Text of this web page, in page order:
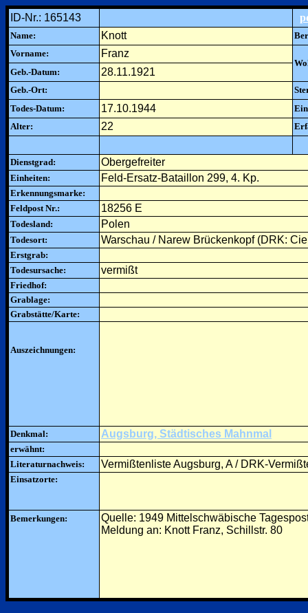
ID-Nr.: 165143
Name: Knott
Vorname:
Franz
Geb.-Datum:
28.11.1921
Geb.-Ort:
Todes-Datum:
17.10.1944
Alter:
22
Dienstgrad: Obergefreiter
Einheiten: Feld-Ersatz-Bataillon 299, 4. Kp.
Erkennungsmarke:
Feldpost Nr.:
18256 E
Todesland: Polen
Todesort: Warschau / Narew Brückenkopf (DRK:
Erstgrab:
Todesursache:
vermißt
Friedhof:
Grablage:
Grabstätte/Karte:
Auszeichnungen:
Denkmal: Augsburg, Städtisches Mahnmal
erwähnt:
Literaturnachweis:
Vermißtenliste Augsburg, A / DRK-
Einsatzorte:
Bemerkungen:
Quelle: 1949 Mittelschwäbische
Meldung an: Knott Franz, Schillstr. 80